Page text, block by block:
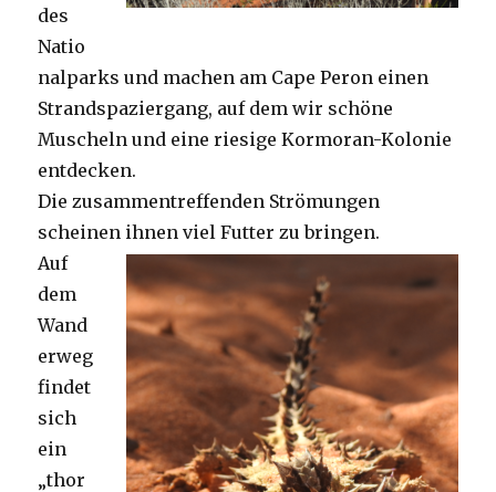
des
Natio
nalparks und machen am Cape Peron einen
Strandspaziergang, auf dem wir schöne
Muscheln und eine riesige Kormoran-Kolonie
entdecken.
Die zusammentreffenden Strömungen
scheinen ihnen viel Futter zu bringen.
Auf
dem
Wand
erweg
findet
sich
ein
„thor